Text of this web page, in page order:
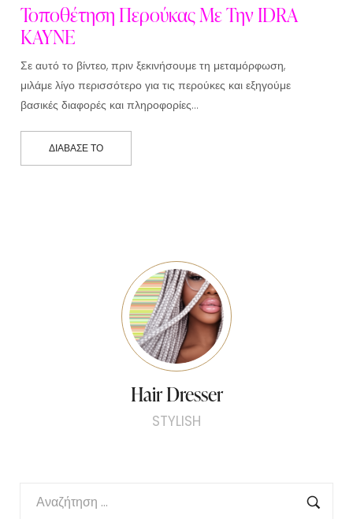
Τοποθέτηση Περούκας Με Την IDRA
KAYNE
Σε αυτό το βίντεο, πριν ξεκινήσουμε τη μεταμόρφωση,
μιλάμε λίγο περισσότερο για τις περούκες και εξηγούμε
βασικές διαφορές και πληροφορίες…
ΔΙΆΒΑΣΕ ΤΟ
Hair Dresser
STYLISH